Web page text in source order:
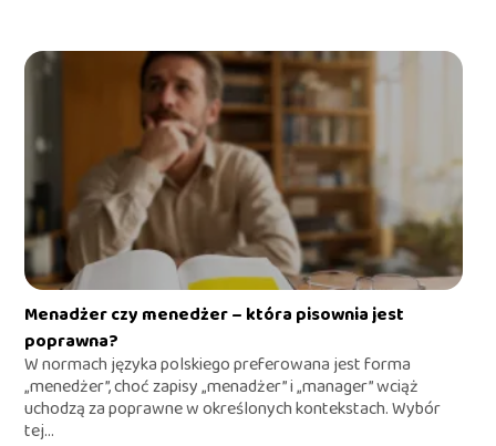
Menadżer czy menedżer – która pisownia jest
poprawna?
W normach języka polskiego preferowana jest forma
„menedżer”, choć zapisy „menadżer” i „manager” wciąż
uchodzą za poprawne w określonych kontekstach. Wybór
tej...